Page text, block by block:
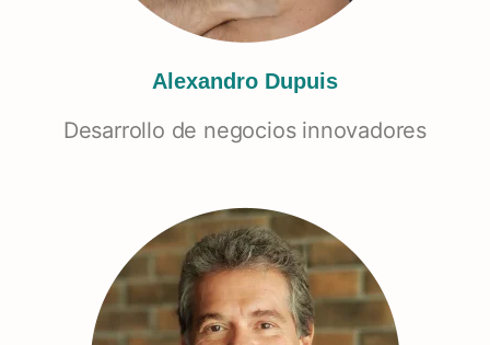
Alexandro Dupuis
Desarrollo de negocios innovadores